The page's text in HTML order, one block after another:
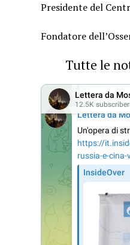
Presidente del
Fondatore
Tutte le